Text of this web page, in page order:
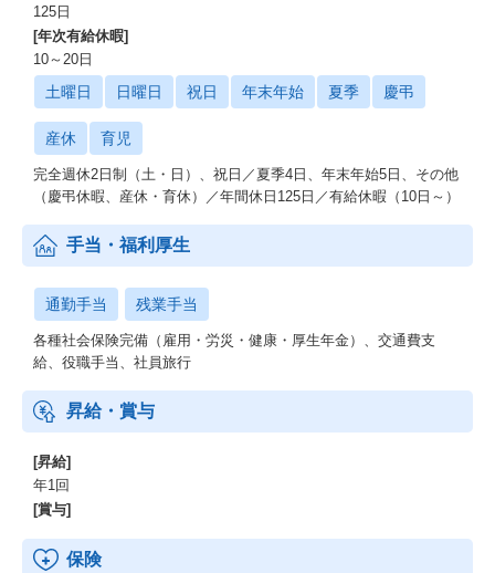
125日
[年次有給休暇]
10～20日
土曜日 日曜日 祝日 年末年始 夏季 慶弔
産休 育児
完全週休2日制（土・日）、祝日／夏季4日、年末年始5日、その他
（慶弔休暇、産休・育休）／年間休日125日／有給休暇（10日～）
手当・福利厚生
通勤手当 残業手当
各種社会保険完備（雇用・労災・健康・厚生年金）、交通費支
給、役職手当、社員旅行
昇給・賞与
[昇給]
年1回
[賞与]
保険